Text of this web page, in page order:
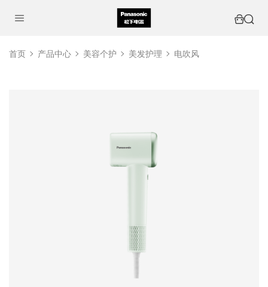
首页 产品中心 美容个护 美发护理 电吹风